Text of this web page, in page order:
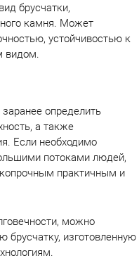
брусчатки,
камня. Может
устойчивостью к
видом.
определить
а также
Если необходимо
потоками людей,
практичным и
можно
брусчатку, изготовленную